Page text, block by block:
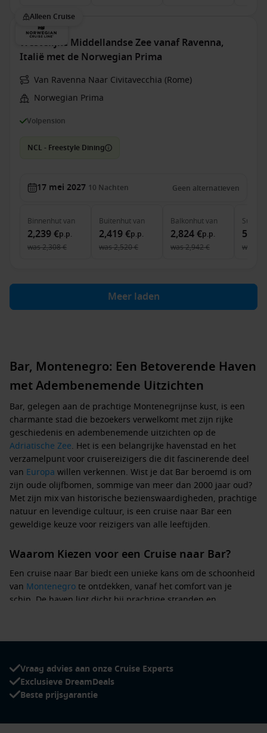
Alleen Cruise
Westelijke Middellandse Zee vanaf Ravenna,
Italië met de Norwegian Prima
Van Ravenna Naar Civitavecchia (Rome)
Norwegian Prima
Volpension
NCL - Freestyle Dining
17 mei 2027 10 Nachten Geen alternatieven
Binnenhutvan
2,239 €p.p.
was2,308 €
Buitenhutvan
2,419 €p.p.
was2,520 €
Balkonhutvan
2,824 €p.p.
was2,942 €
Suite
was
Meer laden
Bar, Montenegro: Een Betoverende Haven
met Adembenemende Uitzichten
Bar, gelegen aan de prachtige Montenegrijnse kust, is een
charmante stad die bezoekers verwelkomt met zijn rijke
geschiedenis en adembenemende uitzichten op de
Adriatische Zee. Het is een belangrijke havenstad en het
verzamelpunt voor cruisereizigers die dit fascinerende deel
van Europa willen verkennen. Wist je dat Bar beroemd is om
zijn oude olijfbomen, sommige van meer dan 2000 jaar oud?
Met zijn mix van historische bezienswaardigheden, prachtige
natuur en levendige cultuur, is een cruise naar Bar een
geweldige keuze voor reizigers van alle leeftijden.
Waarom Kiezen voor een Cruise naar Bar?
Een cruise naar Bar biedt een unieke kans om de schoonheid
van Montenegro te ontdekken, vanaf het comfort van je
schip. De haven ligt dicht bij prachtige stranden en
het strand, het proeven van lokale gerechten of het
voor ieder wat wils. Geniet van de gasthelden en ontdek de
ongerepte natuur van deze Balkanstad.
Montenegro
Vraag advies aan onze Cruise Experts
Exclusieve DreamDeals
Beste prijsgarantie